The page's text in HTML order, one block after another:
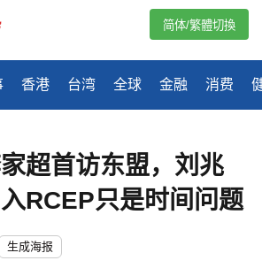
香港 台湾 全球 金融 消费
简体/繁體切換
超首访东盟，刘兆
RCEP只是时间问题
生成海报